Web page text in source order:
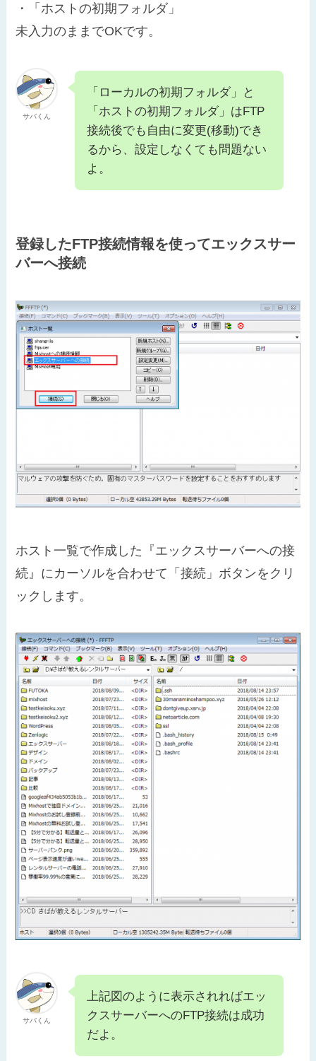
・「ホストの初期フォルダ」
未入力のままでOKです。
サバくん
「ローカルの初期フォルダ」と
「ホストの初期フォルダ」はFTP
接続後でも自由に変更(移動)でき
るから、設定しなくても問題ない
よ。
登録したFTP接続情報を使ってエックスサー
バーへ接続
ホスト一覧で作成した『エックスサーバーへの接
続』にカーソルを合わせて「接続」ボタンをクリ
ックします。
サバくん
上記図のように表示されればエッ
クスサーバーへのFTP接続は成功
だよ。